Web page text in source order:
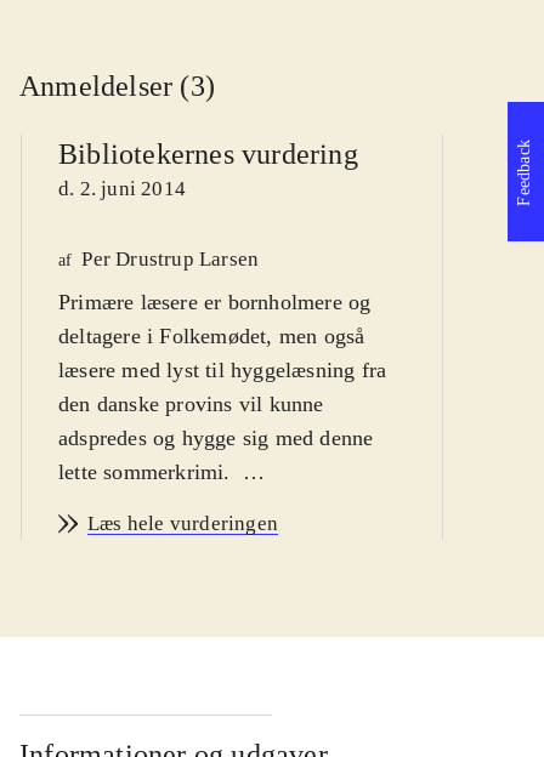
Anmeldelser (3)
Bibliotekernes vurdering
d. 2. juni 2014
af Per Drustrup Larsen
Primære læsere er bornholmere og
deltagere i Folkemødet, men også
læsere med lyst til hyggelæsning fra
den danske provins vil kunne
adspredes og hygge sig med denne
lette sommerkrimi.
udkantskrimier med journalisten
2014 på Bornholm, og plottet blev
Allinge Bibliotek ved Folkemødet
2012. Den kaldes en
Læs hele vurderingen
Feedback